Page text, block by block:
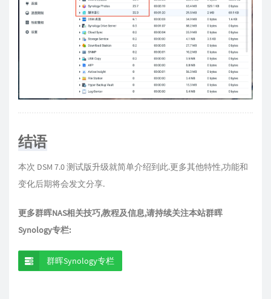
结语
本次 DSM 7.0 测试版升级就简单介绍到此.更多其他特性,功能和
变化后期将会发文分享.
更多群晖NAS相关技巧,教程及信息,请持续关注本站群晖
Synology专栏:
群晖Synology专栏